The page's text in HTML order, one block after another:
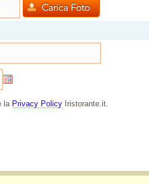
la Privacy PolicyIristorante.it.